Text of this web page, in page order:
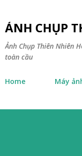
ẢNH CHỤP
Ảnh Chụp Thiên Nhiên
toàn cầu
Home Máy